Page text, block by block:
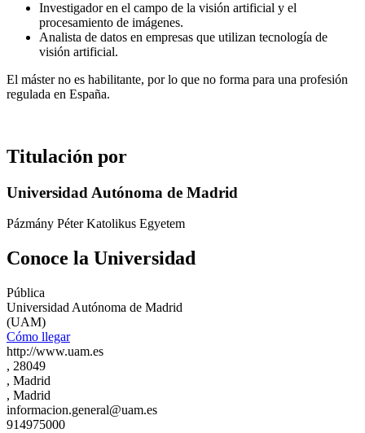
Investigador en el campo de la visión artificial y el
procesamiento de imágenes.
Analista de datos en empresas que utilizan tecnología de
visión artificial.
El máster no es habilitante, por lo que no forma para una profesión
regulada en España.
Titulación por
Universidad Autónoma de Madrid
Pázmány Péter Katolikus Egyetem
Conoce la Universidad
Pública
Universidad Autónoma de Madrid
(UAM)
Cómo llegar
http://www.uam.es
, 28049
, Madrid
, Madrid
informacion.general@uam.es
914975000